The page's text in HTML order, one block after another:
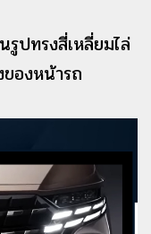
ปทรงสี่เหลี่ยมไล่
องหน้ารถ